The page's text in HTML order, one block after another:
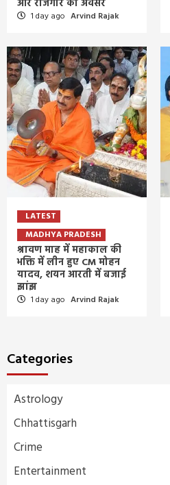
और रोजगार का अवसर
1 day ago Arvind Rajak
LATEST
MADHYA PRADESH
श्रावण माह में महाकाल की
भक्ति में लीन हुए CM मोहन
यादव, शयन आरती में बजाई
झांझ
1 day ago Arvind Rajak
Categories
Astrology
Chhattisgarh
Crime
Entertainment